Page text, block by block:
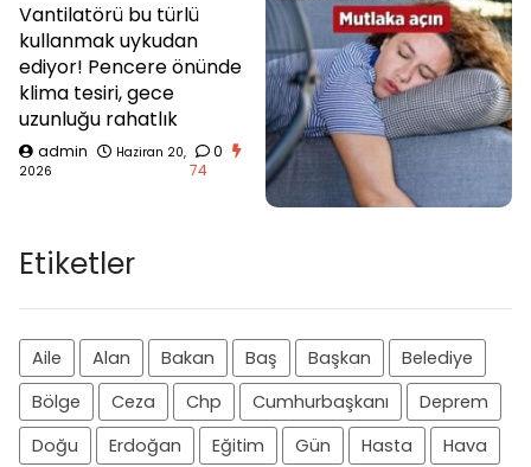
Vantilatörü bu türlü
kullanmak uykudan
ediyor! Pencere önünde
klima tesiri, gece
uzunluğu rahatlık
admin
Haziran 20,
2026
0
74
Etiketler
Aile Alan Bakan Baş Başkan
Belediye
Bölge
Ceza Chp Cumhurbaşkanı
Deprem
Doğu
Erdoğan Eğitim Gün Hasta
Hava